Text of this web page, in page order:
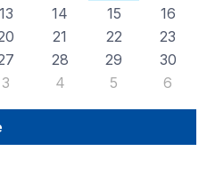
13 14 15
16
21 22
23
28 29
30
3 4 5 6